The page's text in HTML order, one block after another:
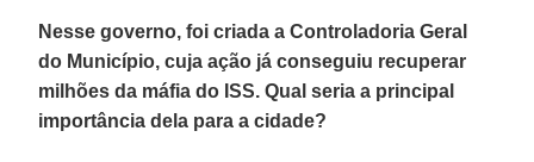
Nesse governo, foi criada a Controladoria Geral
do Município, cuja ação já conseguiu recuperar
milhões da máfia do ISS. Qual seria a principal
importância dela para a cidade?